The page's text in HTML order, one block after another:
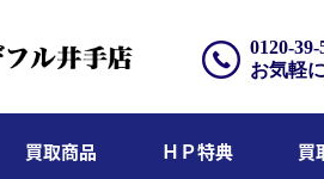
0120-39-
お気軽
買取商品 ＨＰ特典 買